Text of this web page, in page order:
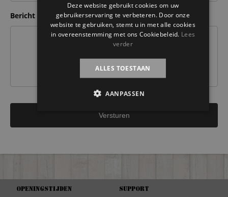
Bericht
Openingstijden Support
Deze website gebruikt cookies om uw
gebruikerservaring te verbeteren. Door onze
website te gebruiken, stemt u in met alle cookies
in overeenstemming met ons Cookiebeleid. Lees
verder
ALLES TOESTAAN
AANPASSEN